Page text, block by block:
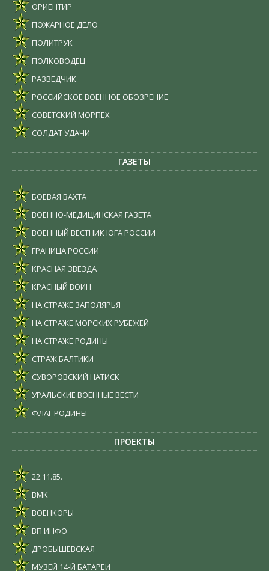
ОРИЕНТИР
ПОЖАРНОЕ ДЕЛО
ПОЛИТРУК
ПОЛКОВОДЕЦ
РАЗВЕДЧИК
РОССИЙСКОЕ ВОЕННОЕ ОБОЗРЕНИЕ
СОВЕТСКИЙ МОРПЕХ
СОЛДАТ УДАЧИ
ГАЗЕТЫ
БОЕВАЯ ВАХТА
ВОЕННО-МЕДИЦИНСКАЯ ГАЗЕТА
ВОЕННЫЙ ВЕСТНИК ЮГА РОССИИ
ГРАНИЦА РОССИИ
КРАСНАЯ ЗВЕЗДА
КРАСНЫЙ ВОИН
НА СТРАЖЕ ЗАПОЛЯРЬЯ
НА СТРАЖЕ МОРСКИХ РУБЕЖЕЙ
НА СТРАЖЕ РОДИНЫ
СТРАЖ БАЛТИКИ
СУВОРОВСКИЙ НАТИСК
УРАЛЬСКИЕ ВОЕННЫЕ ВЕСТИ
ФЛАГ РОДИНЫ
ПРОЕКТЫ
22.11.85.
ВМК
ВОЕНКОРЫ
ВП ИНФО
ДРОБЫШЕВСКАЯ
МУЗЕЙ 14-Й БАТАРЕИ